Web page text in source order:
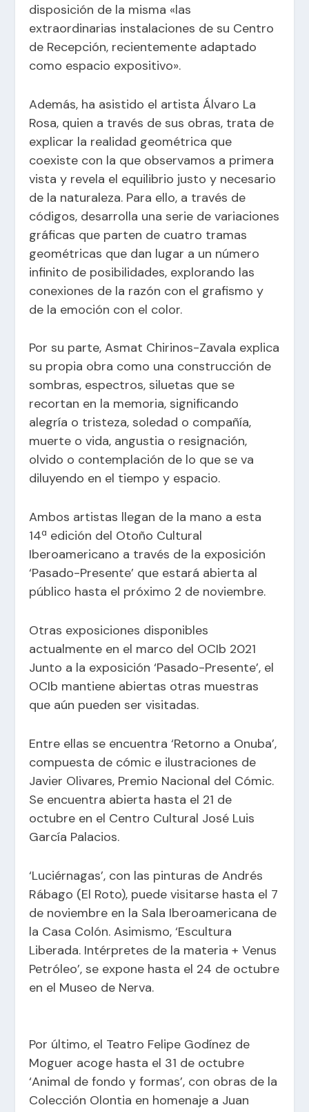
disposición de la misma «las
extraordinarias instalaciones de su Centro
de Recepción, recientemente adaptado
como espacio expositivo».
Además, ha asistido el artista Álvaro La
Rosa, quien a través de sus obras, trata de
explicar la realidad geométrica que
coexiste con la que observamos a primera
vista y revela el equilibrio justo y necesario
de la naturaleza. Para ello, a través de
códigos, desarrolla una serie de variaciones
gráficas que parten de cuatro tramas
geométricas que dan lugar a un número
infinito de posibilidades, explorando las
conexiones de la razón con el grafismo y
de la emoción con el color.
Por su parte, Asmat Chirinos-Zavala explica
su propia obra como una construcción de
sombras, espectros, siluetas que se
recortan en la memoria, significando
alegría o tristeza, soledad o compañía,
muerte o vida, angustia o resignación,
olvido o contemplación de lo que se va
diluyendo en el tiempo y espacio.
Ambos artistas llegan de la mano a esta
14ª edición del Otoño Cultural
Iberoamericano a través de la exposición
‘Pasado-Presente’ que estará abierta al
público hasta el próximo 2 de noviembre.
Otras exposiciones disponibles
actualmente en el marco del OCIb 2021
Junto a la exposición ‘Pasado-Presente’, el
OCIb mantiene abiertas otras muestras
que aún pueden ser visitadas.
Entre ellas se encuentra ‘Retorno a Onuba’,
compuesta de cómic e ilustraciones de
Javier Olivares, Premio Nacional del Cómic.
Se encuentra abierta hasta el 21 de
octubre en el Centro Cultural José Luis
García Palacios.
‘Luciérnagas’, con las pinturas de Andrés
Rábago (El Roto), puede visitarse hasta el 7
de noviembre en la Sala Iberoamericana de
la Casa Colón. Asimismo, ‘Escultura
Liberada. Intérpretes de la materia + Venus
Petróleo’, se expone hasta el 24 de octubre
en el Museo de Nerva.
Por último, el Teatro Felipe Godínez de
Moguer acoge hasta el 31 de octubre
‘Animal de fondo y formas’, con obras de la
Colección Olontia en homenaje a Juan